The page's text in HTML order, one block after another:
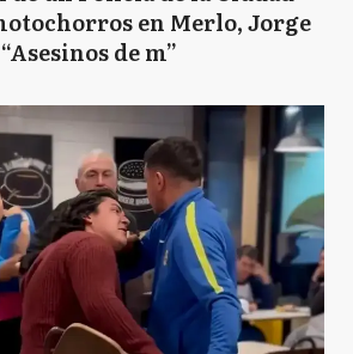
en Merlo, Jorge
de m”